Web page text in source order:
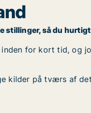
så du
for kort tid, og
kilder på tværs af